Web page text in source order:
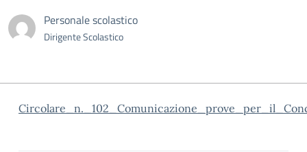
Personale scolastico
Dirigente Scolastico